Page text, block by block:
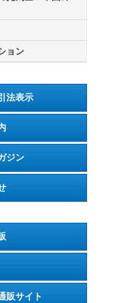
ョン
法表示
ジン
販サイト